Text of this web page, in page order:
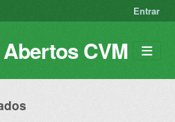
Entrar
CVM